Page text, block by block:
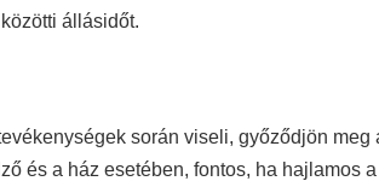
állásidőt.
során viseli, győződjön
és a ház esetében, fontos, ha hajlamos